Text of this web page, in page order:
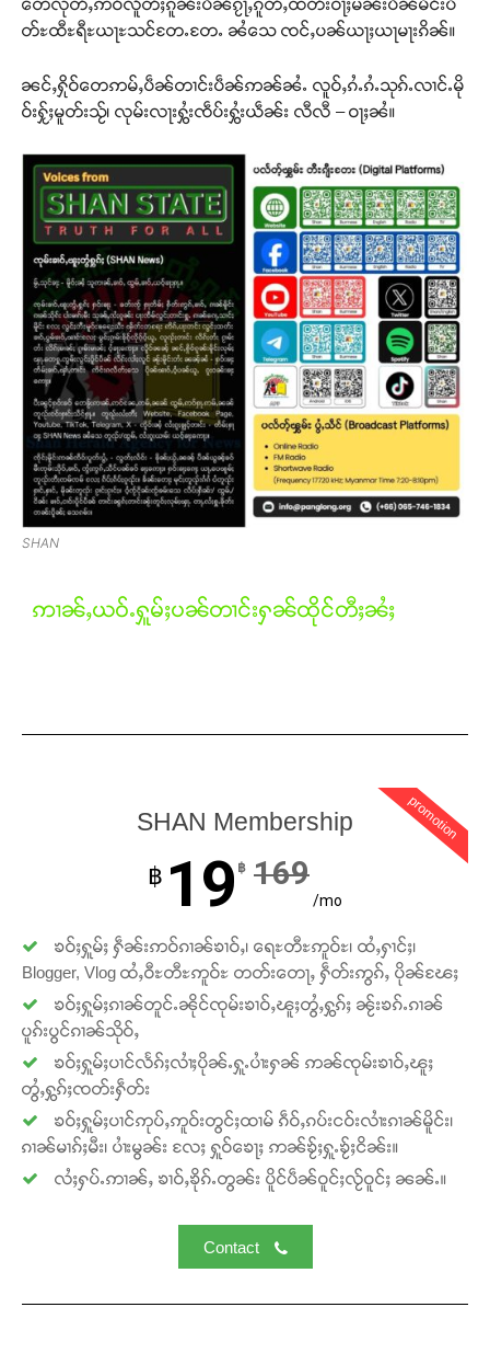
Support SHAN
တႃႇႁႂ်ႈသဵင်ၵၢင်ၸႂ်ၵူၼ်းမိူင်း ၵူႈတီႈၵူႈလႅၼ်ပေႃးတေၸွ
တ်ႇ တူဝ်ႈလုမ်ႈၾႃႉၼၼ်ႉ ၶဝ်ႈႁူမ်ႈၵမ်ႉထႅမ် ၸုမ်းၶၢ
ဝ်ႇၽူႈတွႆႇႁွၵ်ႈ လႆႈယူႇၶႃႈဢေႃႈ။
Donate Now
တေလုတ်ႇဢဝ်လိူတ်ႈၵူၼ်းပဵၼ်ၵႂႃႇၵူတ်ႇထတ်းဝႃႈမၼ်းပဵၼ်မႅင်းပႅ
တ်ႊထီႊရီႊယႃႊသင်တႄႉတႄႉ ၼႆသေ ၸင်ႇပၼ်ယႃႈယႃမႃးၵိၼ်။
ၼင်ႇႁိုဝ်တေဢမ်ႇပဵၼ်တၢင်းပဵၼ်ဢၼ်ၼႆႉ လူဝ်ႇၵႆႉၵႆႉသုၵ်ႉလၢင်ႉမို
ဝ်းႁႂ်ႈမူတ်းသႂ်၊ လုမ်းလႃးႁွႆးၸဵပ်းႁွႆးယဵၼ်း လီလီ – ဝႃႈၼႆ။
SHAN
ဢၢၼ်ႇယဝ်ႉႁူမ်ႈပၼ်တၢင်းႁၼ်ထိုင်တီႈၼႆႈ
promotion
SHAN Membership
฿ 19 ฿ 169
/mo
ၶဝ်ႈႁူမ်ႈ ႁဵၼ်းဢဝ်ၵၢၼ်ၶၢဝ်ႇ၊ ရေႊတီႊဢူဝ်ႊ၊ ထႆႇႁၢင်ႈ၊
Blogger, Vlog ထႆႇဝီႊတီႊဢူဝ်ႊ တတ်းတေႃႇ ႁဵတ်းဢွၵ်ႇ ပိုၼ်ၽႄႈ
ၶဝ်ႈႁူမ်ႈၵၢၼ်တူင်ႉၼိုင်ၸုမ်းၶၢဝ်ႇၽူႈတွႆႇႁွၵ်ႈ ၼႂ်းၶၵ်ႉၵၢၼ်
ပူၵ်းပွင်ၵၢၼ်သိုဝ်ႇ
ၶဝ်ႈႁူမ်ႈပၢင်လႅၵ်ႈလၢႆႈပိုၼ်ႉႁူႉပၢႆးႁၼ် ဢၼ်ၸုမ်းၶၢဝ်ႇၽူႈ
တွႆႇႁွၵ်ႈၸတ်းႁဵတ်း
ၶဝ်ႈႁူမ်ႈပၢင်ဢုပ်ႇဢူဝ်းတွင်ႈထၢမ် ၵဵဝ်ႇၵပ်းငဝ်းလၢႆးၵၢၼ်မိူင်း၊
ၵၢၼ်မၢၵ်ႈမီး၊ ပၢႆးမွၼ်း လႄႈ ႁူဝ်ၶေႃႈ ဢၼ်ၶႂ်ႈႁူႉၶႂ်ႈငိၼ်း။
လႆႈႁပ်ႉဢၢၼ်ႇ ၶၢဝ်ႇၶိုၵ်ႉတွၼ်း ပိူင်ပဵၼ်ဝူင်ႈလႂ်ဝူင်ႈ ၼၼ်ႉ။
Contact